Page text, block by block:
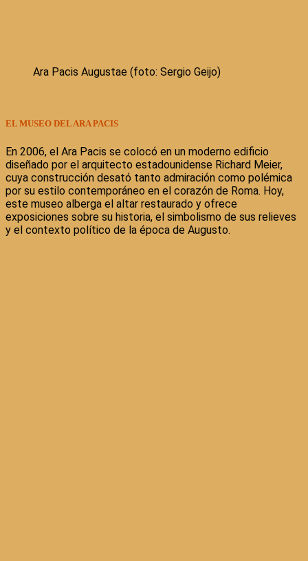
Ara Pacis Augustae (foto: Sergio Geijo)
EL MUSEO DEL ARA PACIS
En 2006, el Ara Pacis se colocó en un moderno edificio
diseñado por el arquitecto estadounidense Richard Meier,
cuya construcción desató tanto admiración como polémica
por su estilo contemporáneo en el corazón de Roma. Hoy,
este museo alberga el altar restaurado y ofrece
exposiciones sobre su historia, el simbolismo de sus relieves
y el contexto político de la época de Augusto.